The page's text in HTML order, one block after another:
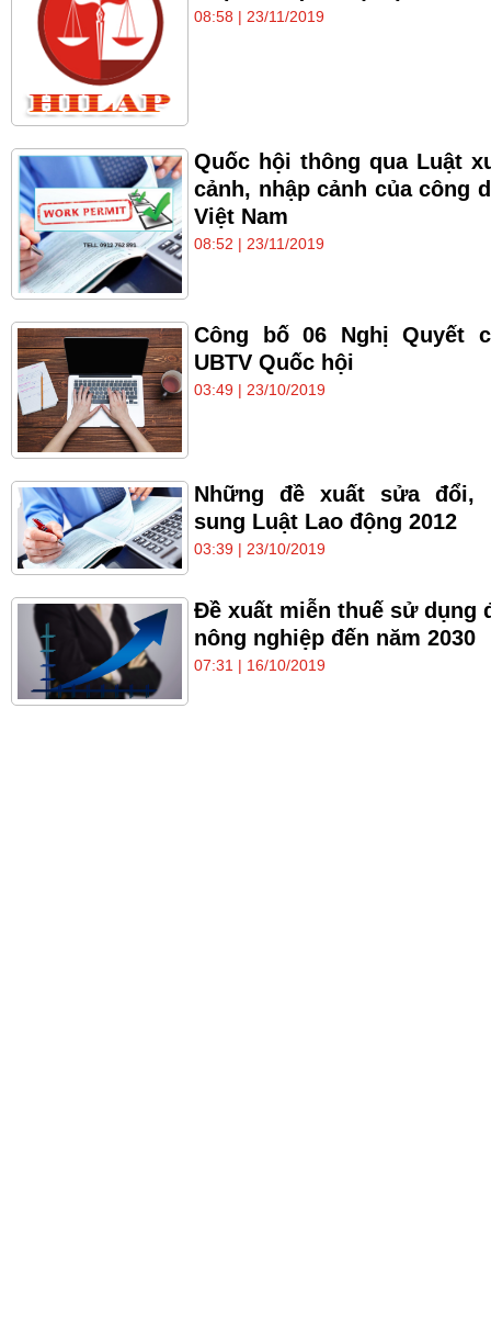
08:58 | 23/11/2019
Quốc hội thông qua Luật
cảnh, nhập cảnh của công
Việt Nam
08:52 | 23/11/2019
Công bố 06 Nghị Quyết
UBTV Quốc hội
03:49 | 23/10/2019
Những đề xuất sửa đổi,
sung Luật Lao động 2012
03:39 | 23/10/2019
Đề xuất miễn thuế sử dụng
nông nghiệp đến năm 2030
07:31 | 16/10/2019